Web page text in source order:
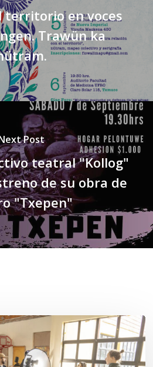
territorio en voces
Trawün ka
Post
teatral "Kollog"
de su obra de
"Txepen"